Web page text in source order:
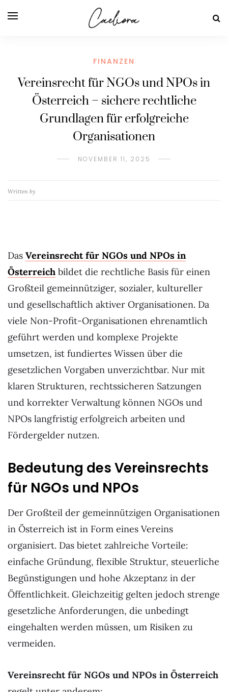
FINANZEN
Vereinsrecht für NGOs und NPOs in
Österreich – sichere rechtliche
Grundlagen für erfolgreiche
Organisationen
NOVEMBER 11, 2025
Written by
Das Vereinsrecht für NGOs und NPOs in
Österreich bildet die rechtliche Basis für einen
Großteil gemeinnütziger, sozialer, kultureller
und gesellschaftlich aktiver Organisationen. Da
viele Non-Profit-Organisationen ehrenamtlich
geführt werden und komplexe Projekte
umsetzen, ist fundiertes Wissen über die
gesetzlichen Vorgaben unverzichtbar. Nur mit
klaren Strukturen, rechtssicheren Satzungen
und korrekter Verwaltung können NGOs und
NPOs langfristig erfolgreich arbeiten und
Fördergelder nutzen.
Bedeutung des Vereinsrechts
für NGOs und NPOs
Der Großteil der gemeinnützigen Organisationen
in Österreich ist in Form eines Vereins
organisiert. Das bietet zahlreiche Vorteile:
einfache Gründung, flexible Struktur, steuerliche
Begünstigungen und hohe Akzeptanz in der
Öffentlichkeit. Gleichzeitig gelten jedoch strenge
gesetzliche Anforderungen, die unbedingt
eingehalten werden müssen, um Risiken zu
vermeiden.
Vereinsrecht für NGOs und NPOs in Österreich